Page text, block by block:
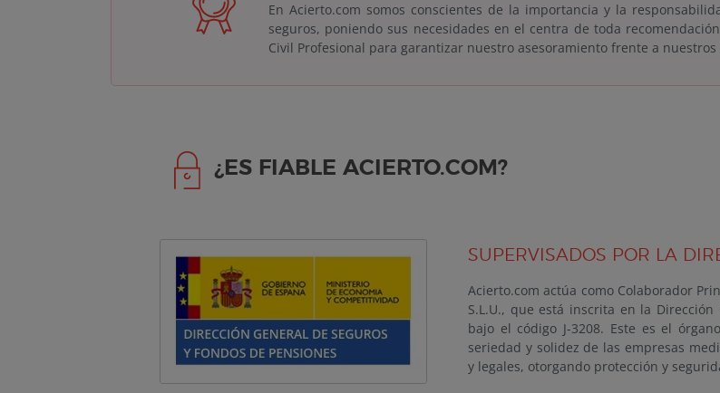
En Acierto.com somos conscientes de la importancia y la
seguros, poniendo sus necesidades en el centra de toda
Civil Profesional para garantizar nuestro asesoramiento frente a
¿ES FIABLE ACIERTO.COM?
SUPERVISADOS POR LA
Acierto.com actúa como Colaborador
S.L.U., que está inscrita en la
bajo el código J-3208. Este es el
seriedad y solidez de las empresas
y legales, otorgando protección y